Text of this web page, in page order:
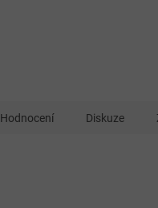
Hodnocení Diskuze